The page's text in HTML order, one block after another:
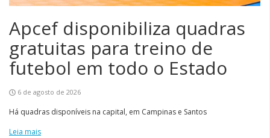
Apcef disponibiliza quadras
gratuitas para treino de
futebol em todo o Estado
6 de agosto de 2026
Há quadras disponíveis na capital, em Campinas e Santos
Leia mais